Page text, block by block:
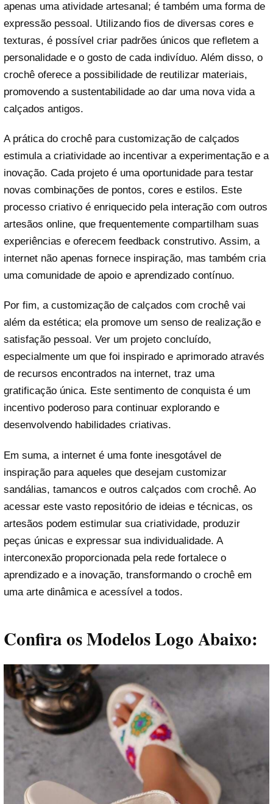
apenas uma atividade artesanal; é também uma forma de
expressão pessoal. Utilizando fios de diversas cores e
texturas, é possível criar padrões únicos que refletem a
personalidade e o gosto de cada indivíduo. Além disso, o
crochê oferece a possibilidade de reutilizar materiais,
promovendo a sustentabilidade ao dar uma nova vida a
calçados antigos.
A prática do crochê para customização de calçados
estimula a criatividade ao incentivar a experimentação e a
inovação. Cada projeto é uma oportunidade para testar
novas combinações de pontos, cores e estilos. Este
processo criativo é enriquecido pela interação com outros
artesãos online, que frequentemente compartilham suas
experiências e oferecem feedback construtivo. Assim, a
internet não apenas fornece inspiração, mas também cria
uma comunidade de apoio e aprendizado contínuo.
Por fim, a customização de calçados com crochê vai
além da estética; ela promove um senso de realização e
satisfação pessoal. Ver um projeto concluído,
especialmente um que foi inspirado e aprimorado através
de recursos encontrados na internet, traz uma
gratificação única. Este sentimento de conquista é um
incentivo poderoso para continuar explorando e
desenvolvendo habilidades criativas.
Em suma, a internet é uma fonte inesgotável de
inspiração para aqueles que desejam customizar
sandálias, tamancos e outros calçados com crochê. Ao
acessar este vasto repositório de ideias e técnicas, os
artesãos podem estimular sua criatividade, produzir
peças únicas e expressar sua individualidade. A
interconexão proporcionada pela rede fortalece o
aprendizado e a inovação, transformando o crochê em
uma arte dinâmica e acessível a todos.
Confira os Modelos Logo Abaixo: